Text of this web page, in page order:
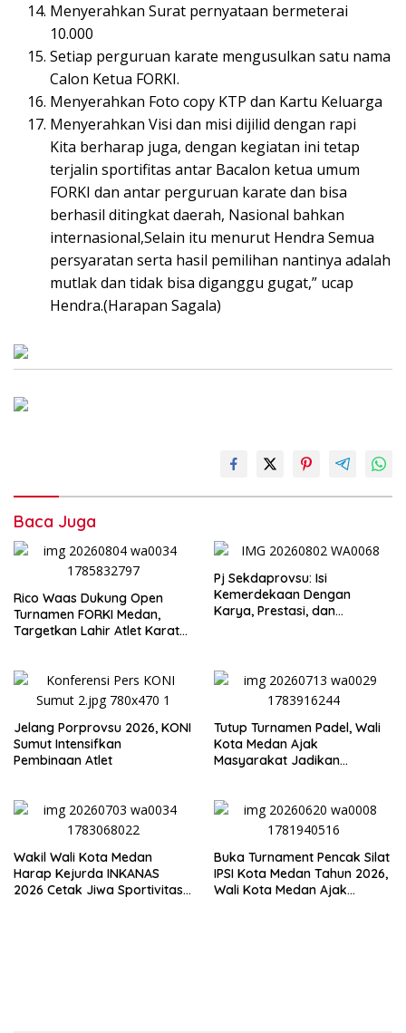
Menyerahkan Surat pernyataan bermeterai
10.000
Setiap perguruan karate mengusulkan satu nama
Calon Ketua FORKI.
Menyerahkan Foto copy KTP dan Kartu Keluarga
Menyerahkan Visi dan misi dijilid dengan rapi
Kita berharap juga, dengan kegiatan ini tetap
terjalin sportifitas antar Bacalon ketua umum
FORKI dan antar perguruan karate dan bisa
berhasil ditingkat daerah, Nasional bahkan
internasional,Selain itu menurut Hendra Semua
persyaratan serta hasil pemilihan nantinya adalah
mutlak dan tidak bisa diganggu gugat,” ucap
Hendra.(Harapan Sagala)
Baca Juga
Rico Waas Dukung Open
Turnamen FORKI Medan,
Targetkan Lahir Atlet Karate
Pj Sekdaprovsu: Isi
Kemerdekaan Dengan
Karya, Prestasi, dan
Jelang Porprovsu 2026, KONI
Sumut Intensifkan
Pembinaan Atlet
Tutup Turnamen Padel, Wali
Kota Medan Ajak
Masyarakat Jadikan
Medan
Wakil Wali Kota Medan
Harap Kejurda INKANAS
2026 Cetak Jiwa Sportivitas
Buka Turnament Pencak Silat
IPSI Kota Medan Tahun 2026,
Wali Kota Medan Ajak